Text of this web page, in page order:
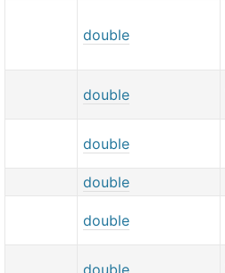
double
double
double
double
double
double